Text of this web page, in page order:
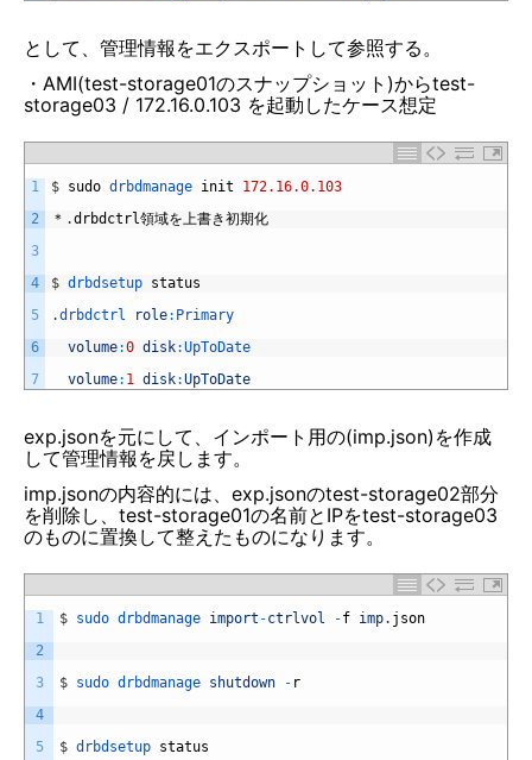
として、管理情報をエクスポートして参照する。
・AMI(test-storage01のスナップショット)からtest-
storage03 / 172.16.0.103 を起動したケース想定
1
2
3
4
5
6
7
$ sudo drbdmanage init
172.16.0.103
＊ .drbdctrl領域を上書き初期化
$ drbdsetup status
.drbdctrl role: Primary
volume:0 disk:UpToDate
volume: 1 disk:UpToDate
exp.jsonを元にして、インポート用の(imp.json)を作成
して管理情報を戻します。
imp.jsonの内容的には、exp.jsonのtest-storage02部分
を削除し、test-storage01の名前とIPをtest-storage03
のものに置換して整えたものになります。
1
2
3
4
5
$ sudo drbdmanage import -ctrlvol -f imp. json
$ sudo drbdmanage shutdown - r
$ drbdsetup status